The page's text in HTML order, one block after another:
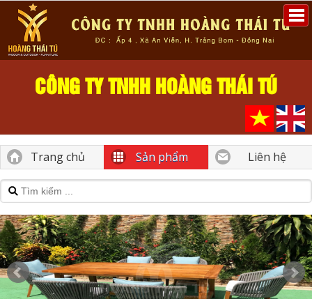
CÔNG TY TNHH HOÀNG THÁI TÚ
Trang chủ Sản phẩm Liên hệ